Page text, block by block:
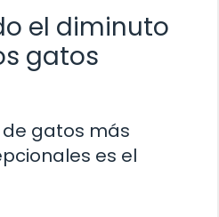
el diminuto
gatos
de gatos más
es el